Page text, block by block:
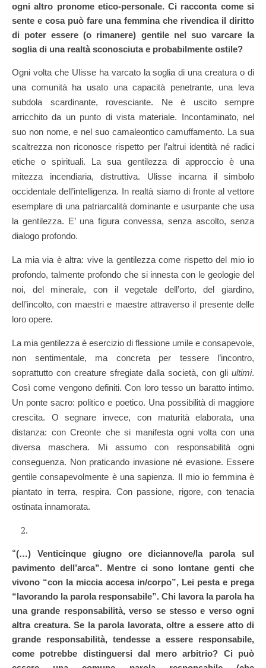
ogni altro pronome etico-personale. Ci racconta come si
sente e cosa può fare una femmina che rivendica il diritto
di poter essere (o rimanere) gentile nel suo varcare la
soglia di una realtà sconosciuta e probabilmente ostile?
Ogni volta che Ulisse ha varcato la soglia di una creatura o di
una comunità ha usato una capacità penetrante, una leva
subdola scardinante, rovesciante. Ne è uscito sempre
arricchito da un punto di vista materiale. Incontaminato, nel
suo non nome, e nel suo camaleontico camuffamento. La sua
scaltrezza non riconosce rispetto per l’altrui identità né radici
etiche o spirituali. La sua gentilezza di approccio è una
mitezza incendiaria, distruttiva. Ulisse incarna il simbolo
occidentale dell’intelligenza. In realtà siamo di fronte al vettore
esemplare di una patriarcalità dominante e usurpante che usa
la gentilezza. E’ una figura convessa, senza ascolto, senza
dialogo profondo.
La mia via è altra: vive la gentilezza come rispetto del mio io
profondo, talmente profondo che si innesta con le geologie del
noi, del minerale, con il vegetale dell’orto, del giardino,
dell’incolto, con maestri e maestre attraverso il presente delle
loro opere.
La mia gentilezza è esercizio di flessione umile e consapevole,
non sentimentale, ma concreta per tessere l’incontro,
soprattutto con creature sfregiate dalla società, con gli ultimi.
Così come vengono definiti. Con loro tesso un baratto intimo.
Un ponte sacro: politico e poetico. Una possibilità di maggiore
crescita. O segnare invece, con maturità elaborata, una
distanza: con Creonte che si manifesta ogni volta con una
diversa maschera. Mi assumo con responsabilità ogni
conseguenza. Non praticando invasione né evasione. Essere
gentile consapevolmente è una sapienza. Il mio io femmina è
piantato in terra, respira. Con passione, rigore, con tenacia
ostinata innamorata.
“(…) Venticinque giugno ore diciannove/la parola sul
pavimento dell’arca”. Mentre ci sono lontane genti che
vivono “con la miccia accesa in/corpo”, Lei pesta e prega
“lavorando la parola responsabile”. Chi lavora la parola ha
una grande responsabilità, verso se stesso e verso ogni
altra creatura. Se la parola lavorata, oltre a essere atto di
grande responsabilità, tendesse a essere responsabile,
come potrebbe distinguersi dal mero arbitrio? Ci può